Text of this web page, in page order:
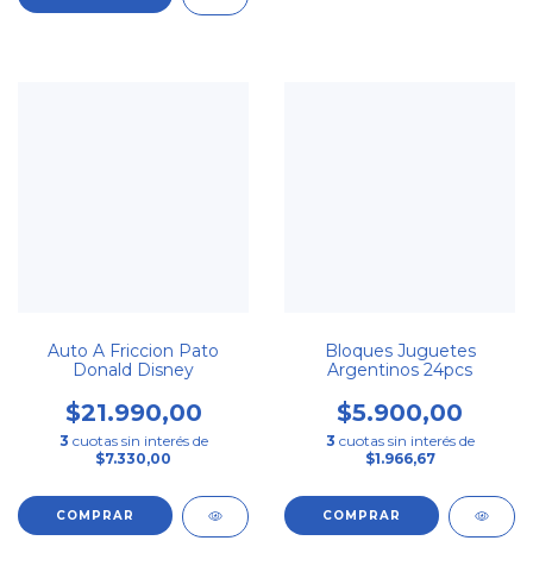
Auto A Friccion Pato
Donald Disney
$21.990,00
3 cuotas sin interés de
$7.330,00
Bloques Juguetes
Argentinos 24pcs
$5.900,00
3 cuotas sin interés de
$1.966,67